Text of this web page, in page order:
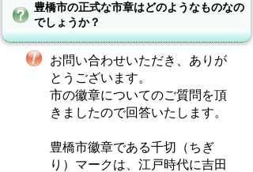
豊橋市の正式な市章はどのようなものなの
でしょうか？
お問い合わせいただき、ありが
とうございます。
市の徽章についてのご質問を頂
きましたので回答いたします。
豊橋市徽章である千切（ちぎ
り）マークは、江戸時代に吉田